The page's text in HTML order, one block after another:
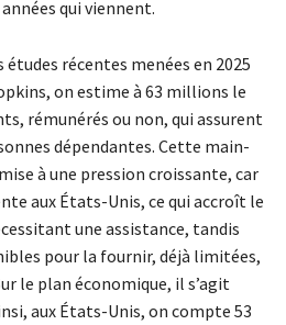
qui viennent.
récentes menées en 2025
on estime à 63 millions le
rémunérés ou non, qui assurent
dépendantes. Cette main-
à une pression croissante, car
aux États-Unis, ce qui accroît le
une assistance, tandis
pour la fournir, déjà limitées,
le plan économique, il s’agit
aux États-Unis, on compte 53